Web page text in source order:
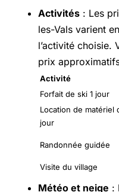
Activités : Les
les-Vals varient
l’activité choisie.
prix
Activité
Forfait de ski 1 jour
Location de matériel
jour
Randonnée guidée
Visite du village
Météo et neige :